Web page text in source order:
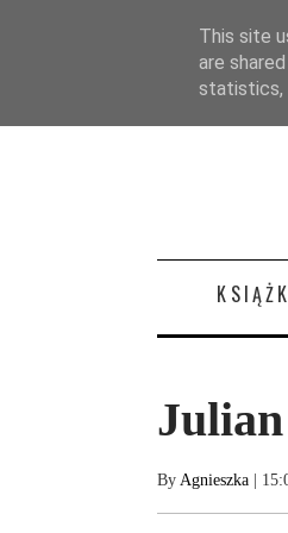
STRONA
By Agnieszka |
This site
are
statistics,